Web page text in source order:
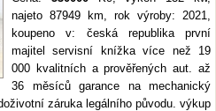
najeto 87949 km, rok výroby: 2021,
koupeno v: česká republika první
majitel servisní knížka více než 19
000 kvalitních a prověřených aut. až
36 měsíců garance na mechanický
záruka legálního původu. výkup